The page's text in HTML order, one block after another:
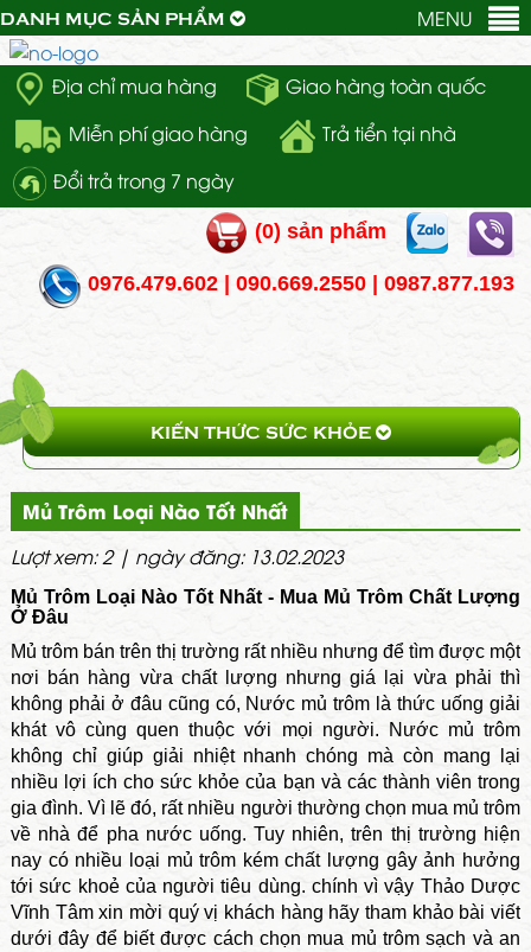
Địa chỉ mua hàng
Giao hàng toàn quốc
Miễn phí giao hàng
Trả tiển tại nhà
Đổi trả trong 7 ngày
(0) sản phẩm
0976.479.602 | 090.669.2550 | 0987.877.193
MENU
DANH MỤC SẢN PHẨM
KIẾN THỨC SỨC KHỎE
Mủ Trôm Loại Nào Tốt Nhất
Lượt xem: 2 | ngày đăng: 13.02.2023
Mủ Trôm Loại Nào Tốt Nhất - Mua Mủ Trôm Chất Lượng
Ở Đâu
Mủ trôm bán trên thị trường rất nhiều nhưng để tìm được một
nơi bán hàng vừa chất lượng nhưng giá lại vừa phải thì
không phải ở đâu cũng có, Nước mủ trôm là thức uống giải
khát vô cùng quen thuộc với mọi người. Nước mủ trôm
không chỉ giúp giải nhiệt nhanh chóng mà còn mang lại
nhiều lợi ích cho sức khỏe của bạn và các thành viên trong
gia đình. Vì lẽ đó, rất nhiều người thường chọn mua mủ trôm
về nhà để pha nước uống. Tuy nhiên, trên thị trường hiện
nay có nhiều loại mủ trôm kém chất lượng gây ảnh hưởng
tới sức khoẻ của người tiêu dùng. chính vì vậy Thảo Dược
Vĩnh Tâm xin mời quý vị khách hàng hãy tham khảo bài viết
dưới đây để biết được cách chọn mua mủ trôm sạch và an